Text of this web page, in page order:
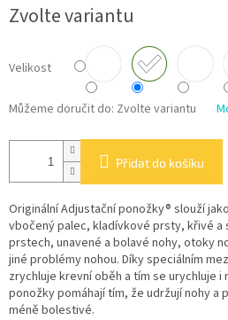
cena:
Zvolte variantu
Velikost
Můžeme doručit do: Zvolte variantu
Přidat do košíku
Originální Adjustační ponožky® slouží
vbočený palec, kladívkové prsty, křivé
prstech, unavené a bolavé nohy, otoky
jiné problémy nohou. Díky speciálním
zrychluje krevní oběh a tím se urychluje
ponožky pomáhají tím, že udržují nohy a
méně bolestivé.